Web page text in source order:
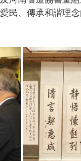
民、傳承和諧理